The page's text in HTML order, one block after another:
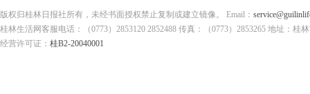
版权归桂林日报社所有，未经书面授权禁止复制或建立镜像。 Email：
桂林生活网客服电话：（0773）2853120 2852488 传真：（0773）2853265 地址：
经营许可证： 桂B2-20040001